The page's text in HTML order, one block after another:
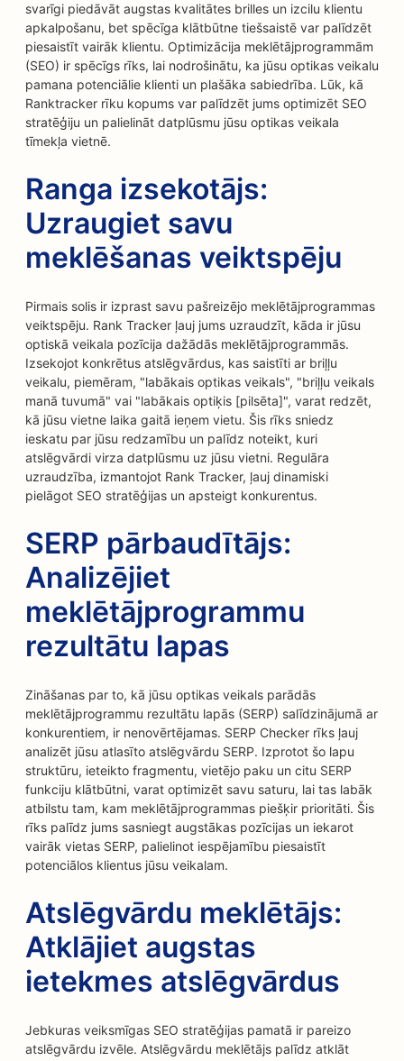
svarīgi piedāvāt augstas kvalitātes brilles un izcilu klientu
apkalpošanu, bet spēcīga klātbūtne tiešsaistē var palīdzēt
piesaistīt vairāk klientu. Optimizācija meklētājprogrammām
(SEO) ir spēcīgs rīks, lai nodrošinātu, ka jūsu optikas veikalu
pamana potenciālie klienti un plašāka sabiedrība. Lūk, kā
Ranktracker rīku kopums var palīdzēt jums optimizēt SEO
stratēģiju un palielināt datplūsmu jūsu optikas veikala
tīmekļa vietnē.
Ranga izsekotājs:
Uzraugiet savu
meklēšanas veiktspēju
Pirmais solis ir izprast savu pašreizējo meklētājprogrammas
veiktspēju. Rank Tracker ļauj jums uzraudzīt, kāda ir jūsu
optiskā veikala pozīcija dažādās meklētājprogrammās.
Izsekojot konkrētus atslēgvārdus, kas saistīti ar briļļu
veikalu, piemēram, "labākais optikas veikals", "briļļu veikals
manā tuvumā" vai "labākais optiķis [pilsēta]", varat redzēt,
kā jūsu vietne laika gaitā ieņem vietu. Šis rīks sniedz
ieskatu par jūsu redzamību un palīdz noteikt, kuri
atslēgvārdi virza datplūsmu uz jūsu vietni. Regulāra
uzraudzība, izmantojot Rank Tracker, ļauj dinamiski
pielāgot SEO stratēģijas un apsteigt konkurentus.
SERP pārbaudītājs:
Analizējiet
meklētājprogrammu
rezultātu lapas
Zināšanas par to, kā jūsu optikas veikals parādās
meklētājprogrammu rezultātu lapās (SERP) salīdzinājumā ar
konkurentiem, ir nenovērtējamas. SERP Checker rīks ļauj
analizēt jūsu atlasīto atslēgvārdu SERP. Izprotot šo lapu
struktūru, ieteikto fragmentu, vietējo paku un citu SERP
funkciju klātbūtni, varat optimizēt savu saturu, lai tas labāk
atbilstu tam, kam meklētājprogrammas piešķir prioritāti. Šis
rīks palīdz jums sasniegt augstākas pozīcijas un iekarot
vairāk vietas SERP, palielinot iespējamību piesaistīt
potenciālos klientus jūsu veikalam.
Atslēgvārdu meklētājs:
Atklājiet augstas
ietekmes atslēgvārdus
Jebkuras veiksmīgas SEO stratēģijas pamatā ir pareizo
atslēgvārdu izvēle. Atslēgvārdu meklētājs palīdz atklāt